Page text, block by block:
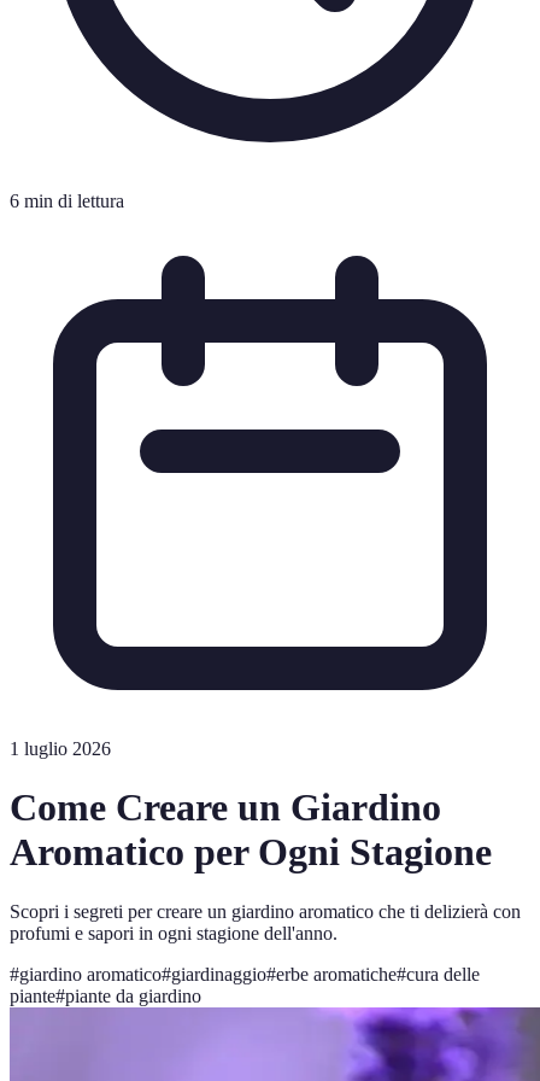
6 min di lettura
1 luglio 2026
Come Creare un Giardino
Aromatico per Ogni Stagione
Scopri i segreti per creare un giardino aromatico che ti delizierà con
profumi e sapori in ogni stagione dell'anno.
#giardino aromatico#giardinaggio#erbe aromatiche#cura delle
piante#piante da giardino